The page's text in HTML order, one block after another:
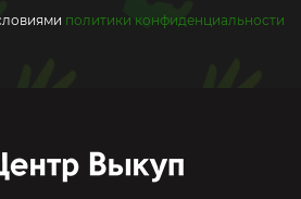
политики конфиденциальности